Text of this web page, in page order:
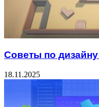
Советы по
18.11.2025